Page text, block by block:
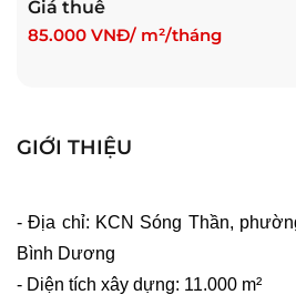
Giá thuê
85.000 VNĐ/ m²/tháng
GIỚI THIỆU
- Địa chỉ: KCN Sóng Thần,
Bình Dương
- Diện tích xây dựng: 11.000 m²